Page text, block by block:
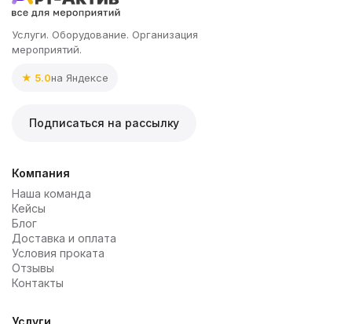
Услуги. Оборудование. Организация
мероприятий.
★ 5.0на Яндексе
Подписаться на рассылку
Компания
Наша команда
Кейсы
Блог
Доставка и оплата
Условия проката
Отзывы
Контакты